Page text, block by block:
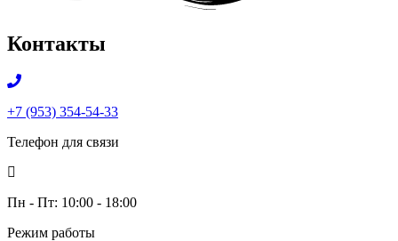
Контакты
+7 (953) 354-54-33
Телефон для связи
Пн - Пт: 10:00 - 18:00
Режим работы